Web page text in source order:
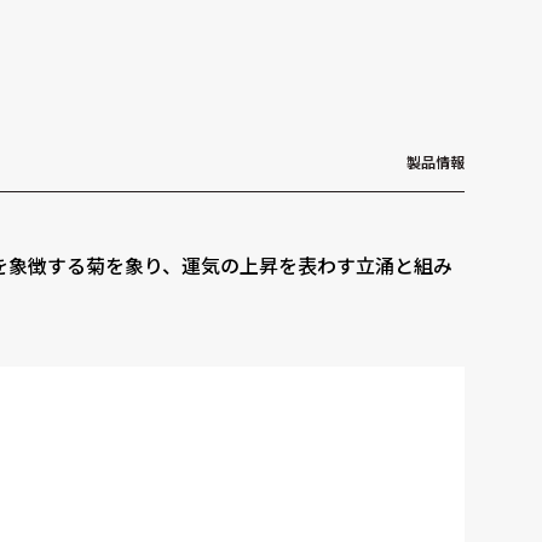
製品情報
徴する菊を象り、運気の上昇を表わす立涌と組み